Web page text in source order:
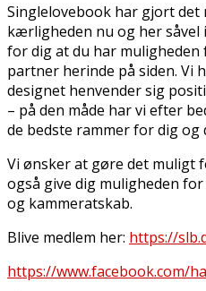
Singlelovebook har gjort
kærligheden nu og her såvel
for dig at du har
partner herinde på siden. Vi
designet henvender sig
– på den måde har vi efter
de bedste rammer for dig
Vi ønsker at gøre det muligt
også give dig muligheden
og kammeratskab.
Blive medlem her: https://
https://www.facebook.com/